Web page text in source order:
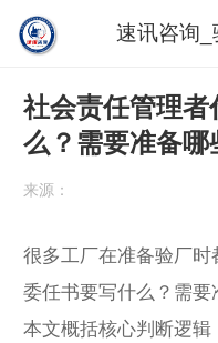
速讯咨询_
社会责任管理
么？需要准备哪
来源：
很多工厂在准备验厂时
委任书要写什么？需要
本文概括核心判断逻